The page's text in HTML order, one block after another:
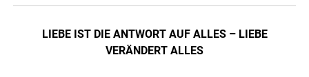
LIEBE IST DIE ANTWORT AUF ALLES – LIEBE
VERÄNDERT ALLES